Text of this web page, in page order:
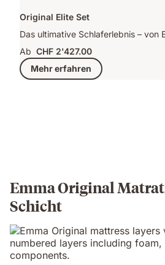
Original Elite Set
Das ultimative Schlaferlebnis – von
Ab CHF 2'427.00
Mehr erfahren
Emma Original
Schicht